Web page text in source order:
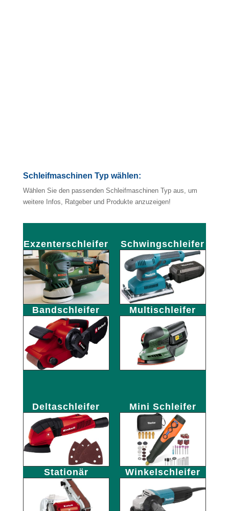
Schleifmaschinen Typ wählen:
Wählen Sie den passenden Schleifmaschinen Typ aus, um
weitere Infos, Ratgeber und Produkte anzuzeigen!
Exzenterschleifer Schwingschleifer
Bandschleifer Multischleifer
Deltaschleifer Mini Schleifer
Stationär Winkelschleifer